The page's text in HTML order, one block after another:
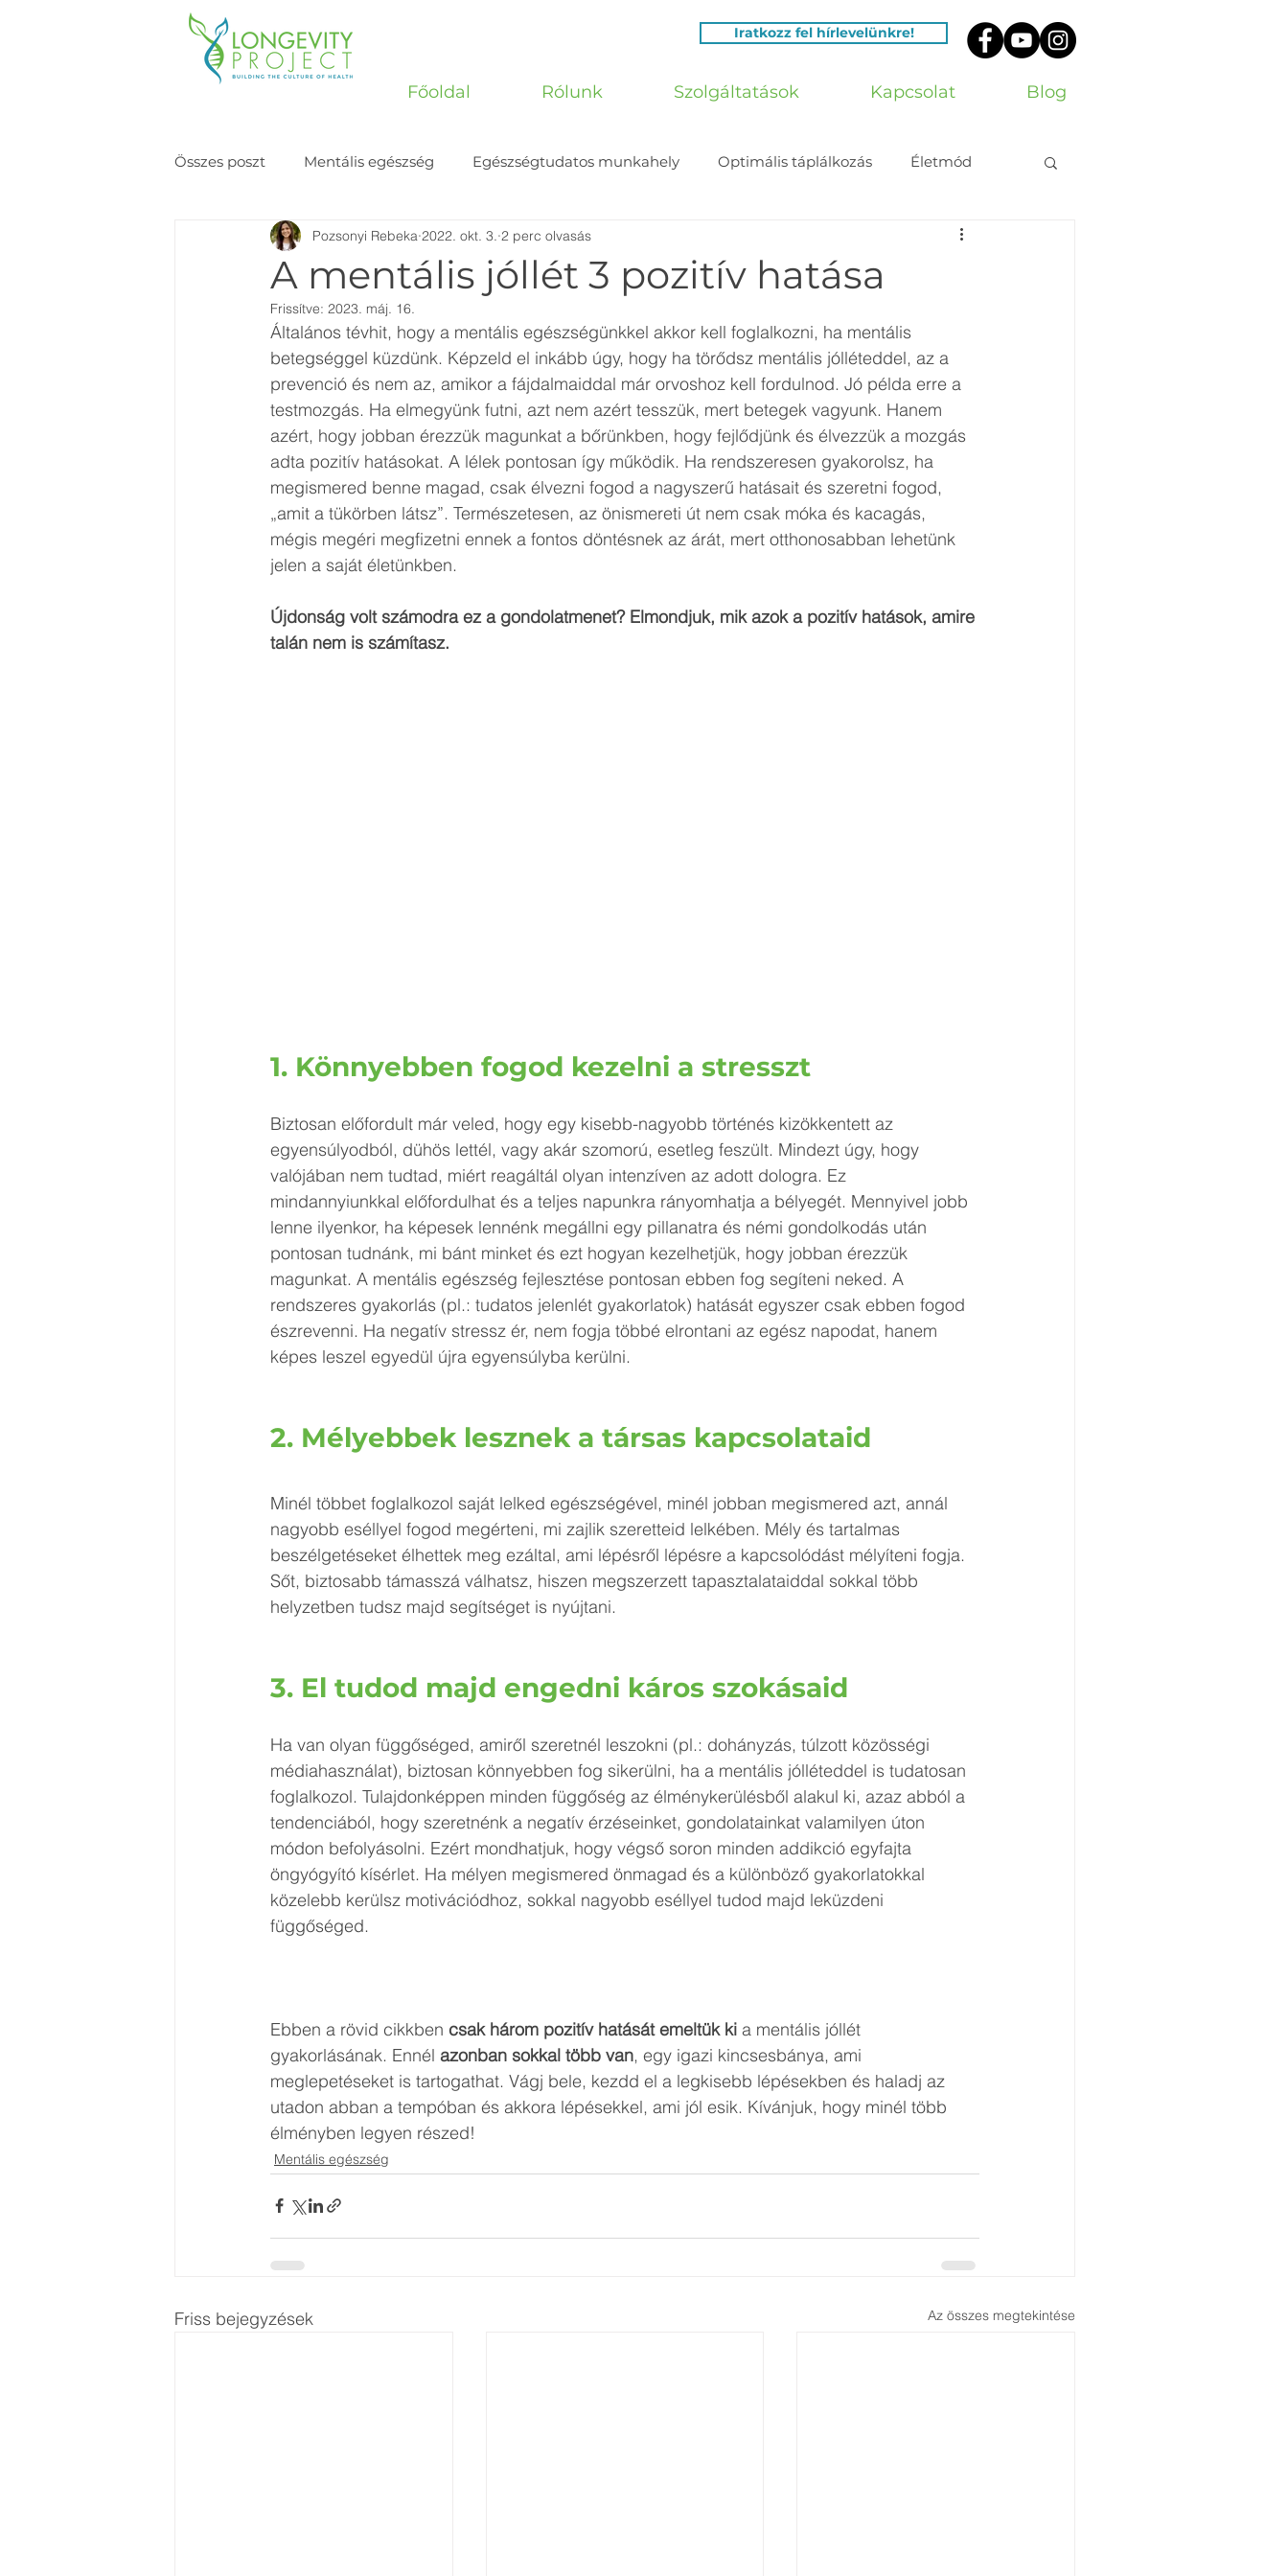
Iratkozz fel hírlevelünkre!
Főoldal Rólunk Szolgáltatások Kapcsolat Blog
Összes poszt Mentális egészség Egészségtudatos munkahely Optimális táplálkozás Életmód
Történetek
A mentális jóllét 3 pozitív hatása
Pozsonyi Rebeka 2022. okt. 3. 2 perc olvasás
Frissítve: 2023. máj. 16.
Általános tévhit, hogy a mentális egészségünkkel akkor kell foglalkozni, ha mentális
betegséggel küzdünk. Képzeld el inkább úgy, hogy ha törődsz mentális jólléteddel, az a
prevenció és nem az, amikor a fájdalmaiddal már orvoshoz kell fordulnod. Jó példa erre a
testmozgás. Ha elmegyünk futni, azt nem azért tesszük, mert betegek vagyunk. Hanem
azért, hogy jobban érezzük magunkat a bőrünkben, hogy fejlődjünk és élvezzük a mozgás
adta pozitív hatásokat. A lélek pontosan így működik. Ha rendszeresen gyakorolsz, ha
megismered benne magad, csak élvezni fogod a nagyszerű hatásait és szeretni fogod,
„amit a tükörben látsz”. Természetesen, az önismereti út nem csak móka és kacagás,
mégis megéri megfizetni ennek a fontos döntésnek az árát, mert otthonosabban lehetünk
jelen a saját életünkben.
Újdonság volt számodra ez a gondolatmenet? Elmondjuk, mik azok a pozitív hatások, amire
talán nem is számítasz.
1. Könnyebben fogod kezelni a stresszt
Biztosan előfordult már veled, hogy egy kisebb-nagyobb történés kizökkentett az
egyensúlyodból, dühös lettél, vagy akár szomorú, esetleg feszült. Mindezt úgy, hogy
valójában nem tudtad, miért reagáltál olyan intenzíven az adott dologra. Ez
mindannyiunkkal előfordulhat és a teljes napunkra rányomhatja a bélyegét. Mennyivel jobb
lenne ilyenkor, ha képesek lennénk megállni egy pillanatra és némi gondolkodás után
pontosan tudnánk, mi bánt minket és ezt hogyan kezelhetjük, hogy jobban érezzük
magunkat. A mentális egészség fejlesztése pontosan ebben fog segíteni neked. A
rendszeres gyakorlás (pl.: tudatos jelenlét gyakorlatok) hatását egyszer csak ebben fogod
észrevenni. Ha negatív stressz ér, nem fogja többé elrontani az egész napodat, hanem
képes leszel egyedül újra egyensúlyba kerülni.
2. Mélyebbek lesznek a társas kapcsolataid
Minél többet foglalkozol saját lelked egészségével, minél jobban megismered azt, annál
nagyobb eséllyel fogod megérteni, mi zajlik szeretteid lelkében. Mély és tartalmas
beszélgetéseket élhettek meg ezáltal, ami lépésről lépésre a kapcsolódást mélyíteni fogja.
Sőt, biztosabb támasszá válhatsz, hiszen megszerzett tapasztalataiddal sokkal több
helyzetben tudsz majd segítséget is nyújtani.
3. El tudod majd engedni káros szokásaid
Ha van olyan függőséged, amiről szeretnél leszokni (pl.: dohányzás, túlzott közösségi
médiahasználat), biztosan könnyebben fog sikerülni, ha a mentális jólléteddel is tudatosan
foglalkozol. Tulajdonképpen minden függőség az élménykerülésből alakul ki, azaz abból a
tendenciából, hogy szeretnénk a negatív érzéseinket, gondolatainkat valamilyen úton
módon befolyásolni. Ezért mondhatjuk, hogy végső soron minden addikció egyfajta
öngyógyító kísérlet. Ha mélyen megismered önmagad és a különböző gyakorlatokkal
közelebb kerülsz motivációdhoz, sokkal nagyobb eséllyel tudod majd leküzdeni
függőséged.
Ebben a rövid cikkben csak három pozitív hatását emeltük ki a mentális jóllét
gyakorlásának. Ennél azonban sokkal több van, egy igazi kincsesbánya, ami
meglepetéseket is tartogathat. Vágj bele, kezdd el a legkisebb lépésekben és haladj az
utadon abban a tempóban és akkora lépésekkel, ami jól esik. Kívánjuk, hogy minél több
élményben legyen részed!
Mentális egészség
Friss bejegyzések Az összes megtekintése